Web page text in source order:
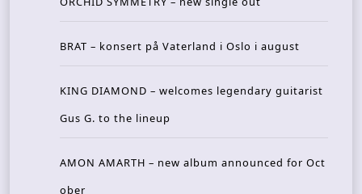
BRAT – konsert på Vaterland i Oslo i august
KING DIAMOND – welcomes legendary guitarist
Gus G. to the lineup
AMON AMARTH – new album announced for Oct
ober